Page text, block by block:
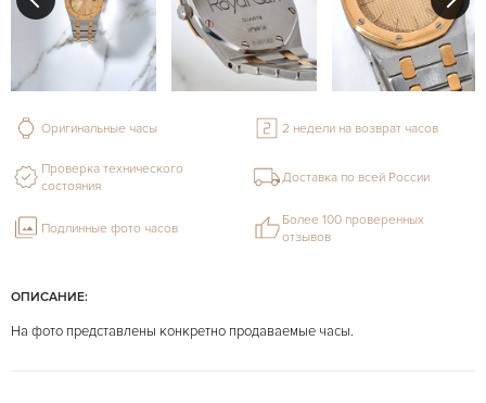
ОПИСАНИЕ:
На фото представлены конкретно продаваемые часы.
Оригинальные часы 2 недели на возврат часов
Проверка технического
состояния
Доставка по всей России
Подлинные фото часов
Более 100 проверенных
отзывов